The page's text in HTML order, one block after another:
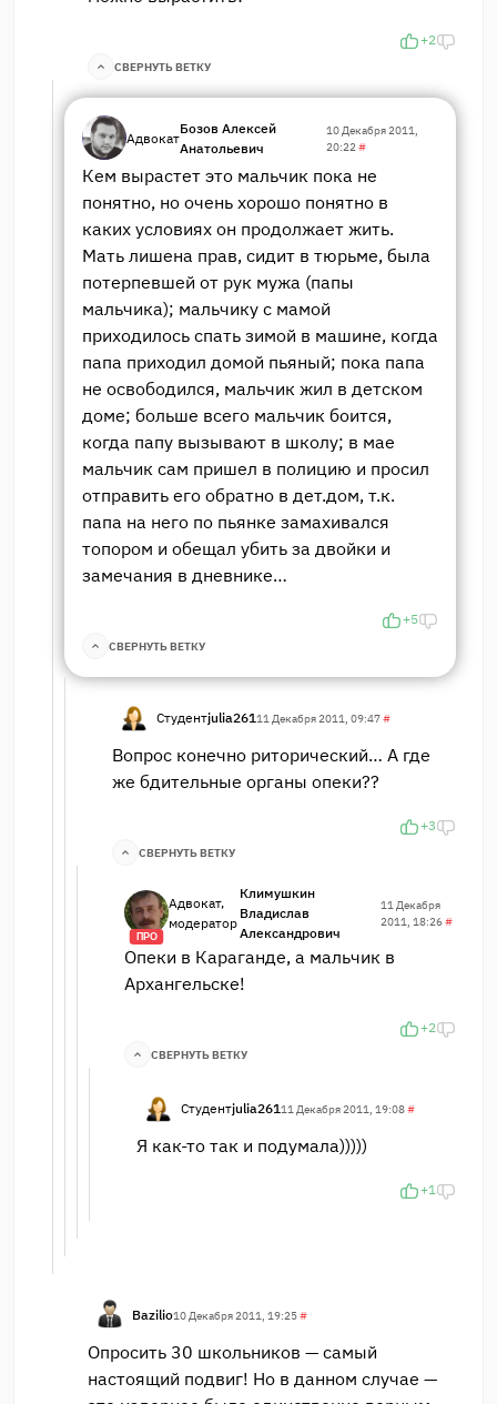
+2
СВЕРНУТЬ ВЕТКУ
Адвокат
Бозов Алексей
Анатольевич
10 Декабря 2011,
20:22#
Кем вырастет это мальчик пока не
понятно, но очень хорошо понятно в
каких условиях он продолжает жить.
Мать лишена прав, сидит в тюрьме, была
потерпевшей от рук мужа (папы
мальчика); мальчику с мамой
приходилось спать зимой в машине, когда
папа приходил домой пьяный; пока папа
не освободился, мальчик жил в детском
доме; больше всего мальчик боится,
когда папу вызывают в школу; в мае
мальчик сам пришел в полицию и просил
отправить его обратно в дет.дом, т.к.
папа на него по пьянке замахивался
топором и обещал убить за двойки и
замечания в дневнике…
+5
СВЕРНУТЬ ВЕТКУ
Студентjulia26111 Декабря 2011, 09:47#
Вопрос конечно риторический… А где
же бдительные органы опеки??
+3
СВЕРНУТЬ ВЕТКУ
ПРО
Адвокат,
модератор
Климушкин
Владислав
Александрович
11 Декабря
2011, 18:26#
Опеки в Караганде, а мальчик в
Архангельске!
+2
СВЕРНУТЬ ВЕТКУ
Студентjulia26111 Декабря 2011, 19:08#
Я как-то так и подумала)))))
+1
Bazilio10 Декабря 2011, 19:25#
Опросить 30 школьников — самый
настоящий подвиг! Но в данном случае —